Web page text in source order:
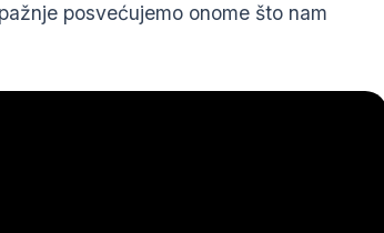
posvećujemo onome što nam